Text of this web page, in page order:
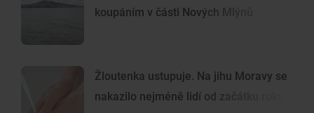
koupáním v části Nových Mlýnů
Žloutenka ustupuje. Na jihu Moravy se
nakazilo nejméně lidí od začátku roku